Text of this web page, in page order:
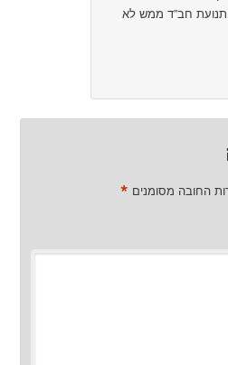
ותנועת חב”ד ממש לא
החובה מסומנים *